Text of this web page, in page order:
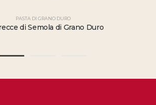
PASTA DI GRANO DURO
di Semola di Grano Duro